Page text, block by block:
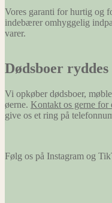
Vores garanti for hurtig og
indebærer omhyggelig
varer.
Dødsboer ryddes
Vi opkøber dødsboer,
øerne. Kontakt os gerne for
give os et ring på
Følg os på Instagram og